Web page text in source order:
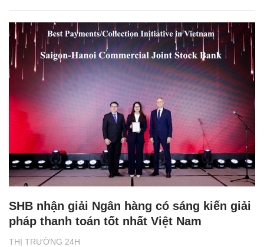
THỊ TRƯỜNG 24H
SHB nhận giải Ngân hàng có sáng kiến giải
pháp thanh toán tốt nhất Việt Nam